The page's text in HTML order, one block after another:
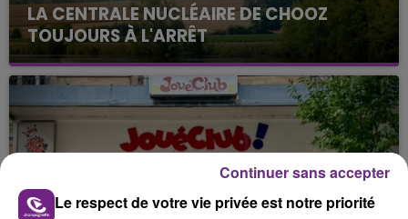
LA CENTRALE NUCLÉAIRE DE CHOOZ
TOUJOURS À L'ARRÊT
Cela fait déjà une semaine que la centrale
nucléaire ardennaise est à l'arrêt. Une situation
justifiée par la sécheresse intense qui est toujours
présente.
Le respect de votre vie privée est notre priorité
Continuer sans accepter